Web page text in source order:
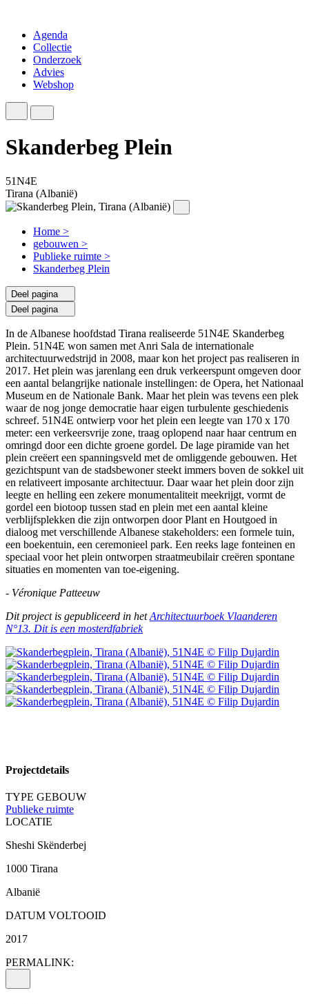
Agenda
Collectie
Onderzoek
Advies
Webshop
Skanderbeg Plein
51N4E
Tirana (Albanië)
Home >
gebouwen >
Publieke ruimte >
Skanderbeg Plein
Deel pagina
Deel pagina
In de Albanese hoofdstad Tirana realiseerde 51N4E Skanderbeg
Plein. 51N4E won samen met Anri Sala de internationale
architectuurwedstrijd in 2008, maar kon het project pas realiseren in
2017. Het plein was jarenlang een druk verkeerspunt omgeven door
een aantal belangrijke nationale instellingen: de Opera, het Nationaal
Museum en de Nationale Bank. Maar het plein was tevens een plek
waar de nog jonge democratie haar eigen turbulente geschiedenis
schreef. 51N4E ontwierp voor het plein een leegte van 170 x 170
meter: een verkeersvrije zone, traag oplopend naar haar centrum en
omringd door een dichte groene gordel. De lage piramide van het
plein creëert een spanningsveld met de omliggende gebouwen. Het
gezichtspunt van de stadsbewoner steekt immers boven de sokkel uit
en relativeert imposante architectuur. Daar waar het plein door zijn
leegte en helling een zekere monumentaliteit meekrijgt, vormt de
gordel een biotoop tussen stad en plein met een aantal kleine
verblijfsplekken die zijn ontworpen door Plant en Houtgoed in
dialoog met verschillende Albanese stakeholders: een formele tuin,
een boekentuin, een ceremonieel park. Een reeks lage fonteinen en
speciaal voor het plein ontworpen straatmeubilair creëren spontane
situaties en momenten van toe-eigening.
- Véronique Patteeuw
Dit project is gepubliceerd in hetArchitectuurboek Vlaanderen
N°13. Dit is een mosterdfabriek
Projectdetails
TYPE GEBOUW
Publieke ruimte
LOCATIE
Sheshi Skënderbej
1000 Tirana
Albanië
DATUM VOLTOOID
2017
PERMALINK: